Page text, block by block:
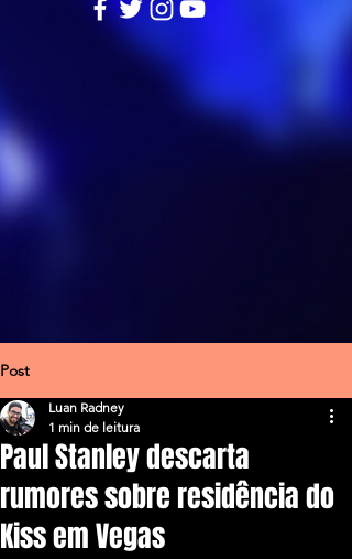
Post
Paul Stanley descarta
rumores sobre residência do
Kiss em Vegas
Luan Radney
1 min de leitura